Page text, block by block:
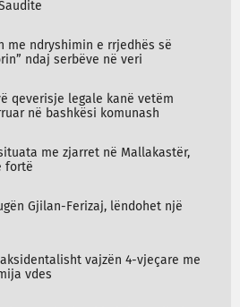
me ndryshimin e rrjedhës së
ndaj serbëve në veri
qeverisje legale kanë vetëm
në bashkësi komunash
me zjarret në Mallakastër,
fortë
Gjilan-Ferizaj, lëndohet një
vajzën 4-vjeçare me
vdes